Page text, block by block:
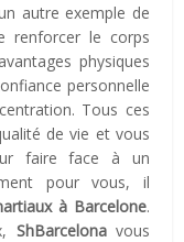
autre exemple de
renforcer le corps
physiques
personnelle
Tous ces
de vie et vous
faire face à un
pour vous, il
à Barcelone.
ShBarcelonavous